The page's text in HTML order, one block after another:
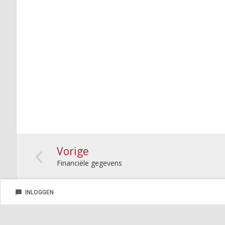
Vorige
Financiële gegevens
chat_bubble INLOGGEN